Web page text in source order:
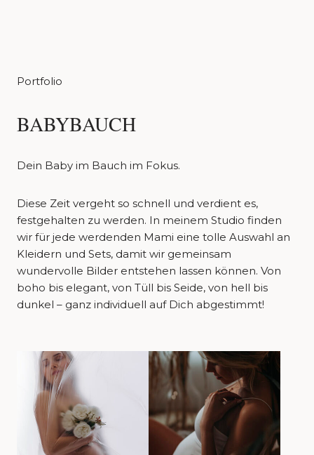
Portfolio
BABYBAUCH
Dein Baby im Bauch im Fokus.
Diese Zeit vergeht so schnell und verdient es,
festgehalten zu werden. In meinem Studio finden
wir für jede werdenden Mami eine tolle Auswahl an
Kleidern und Sets, damit wir gemeinsam
wundervolle Bilder entstehen lassen können. Von
boho bis elegant, von Tüll bis Seide, von hell bis
dunkel – ganz individuell auf Dich abgestimmt!